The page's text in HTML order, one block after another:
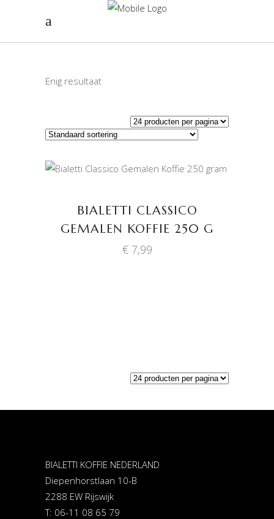
Enig resultaat
BIALETTI CLASSICO
GEMALEN KOFFIE 250 G
€7,99
BIALETTI KOFFIE NEDERLAND
Diepenhorstlaan 10-B
2288 EW Rijswijk
T: 06-11 08 65 79